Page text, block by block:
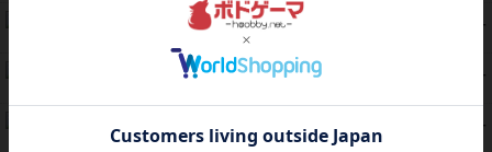
PT
トランスオリエント・エクスプレス
PT
アンブッシュ！：ムーブアウト！
PT
紹介文なし 2件の投稿